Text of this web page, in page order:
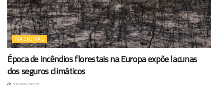
NACIONAL
Época de incêndios florestais na Europa expõe lacunas
dos seguros climáticos